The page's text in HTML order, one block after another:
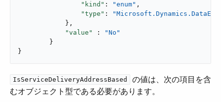
"kind" : "enum" ,
"type" :
            },
"value"
:
"No"
        }
}
IsServiceDeliveryAddressBased
​ の値は、次の項目を含
むオブジェクト型である必要があります。